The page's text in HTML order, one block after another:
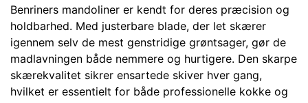
Benriners mandoliner er kendt for deres præcision og
holdbarhed. Med justerbare blade, der let skærer
igennem selv de mest genstridige grøntsager, gør de
madlavningen både nemmere og hurtigere. Den skarpe
skærekvalitet sikrer ensartede skiver hver gang,
hvilket er essentielt for både professionelle kokke og